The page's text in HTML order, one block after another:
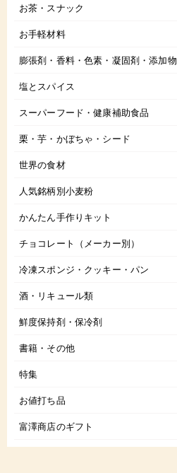
お茶・スナック
お手軽材料
膨張剤・香料・色素・凝固剤・添加物
塩とスパイス
スーパーフード・健康補助食品
栗・芋・かぼちゃ・シード
世界の食材
人気銘柄別小麦粉
かんたん手作りキット
チョコレート（メーカー別）
冷凍スポンジ・クッキー・パン
酒・リキュール類
鮮度保持剤・保冷剤
書籍・その他
特集
お値打ち品
富澤商店のギフト